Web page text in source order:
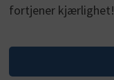
fortjener kjærlighet!